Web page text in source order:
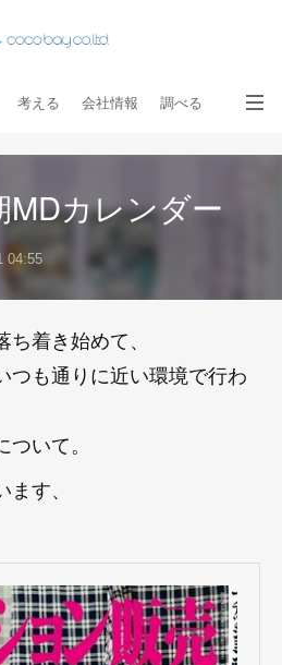
考える 会社情報 調べる
MDカレンダー
04:55
着き始めて、
つも通りに近い環境で行わ
いて。
す、